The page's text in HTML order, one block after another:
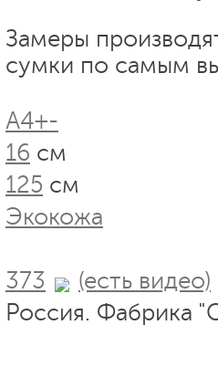
Замеры
сумки по самым
А4+-
16 см
125 см
Экокожа
373
(есть видео)
Россия. Фабрика